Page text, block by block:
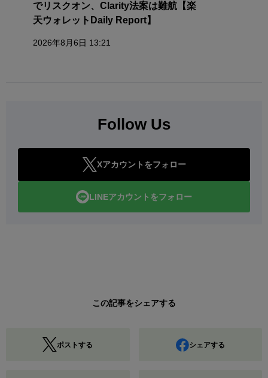
でリスクオン、Clarity法案は難航【楽
天ウォレットDaily Report】
2026年8月6日 13:21
Follow Us
Xアカウントをフォロー
LINEアカウントをフォロー
この記事をシェアする
ポストする シェアする